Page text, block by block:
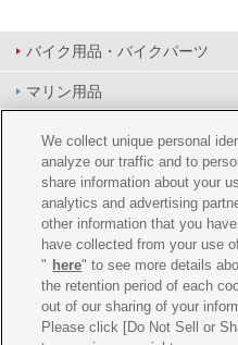
バイク用品・バイクパーツ
マリン用品
PAS/YPJ用品
その他用品
イベント&エンターテイメント
オンラインショップ
企業情報
ご利用規約 推薦環境 プライバシ
We collect unique personal
analyze our traffic and to
share information about your
analytics and advertising
other information that you
have collected from your use
" here" to see more details
the retention period of each
out of our sharing of your
Please click [Do Not Sell or